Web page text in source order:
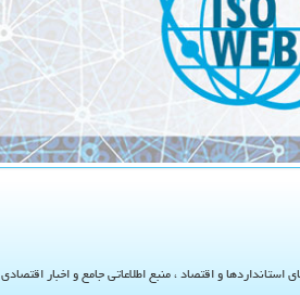
استانداردها و اقتصاد ، منبع اطلاعاتی جامع و اخبار اقتصادی